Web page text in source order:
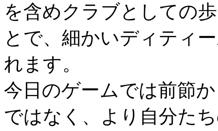
を含めクラブとしての
とで、細かいディティ
れます。
今日のゲームでは前節
ではなく、より自分た